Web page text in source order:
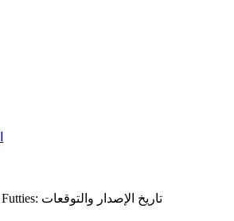
ترويج EA FC 25 Futties: تاريخ الإصدار والتوقعات